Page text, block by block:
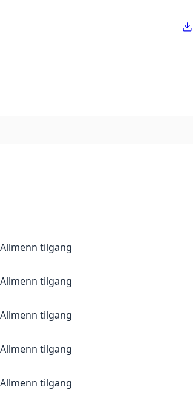
Allmenn tilgang
Allmenn tilgang
Allmenn tilgang
Allmenn tilgang
Allmenn tilgang